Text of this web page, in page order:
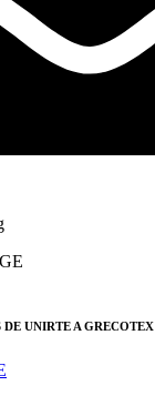
DE UNIRTE A GRECOTEX